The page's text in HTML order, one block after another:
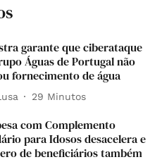
garante que ciberataque
Águas de Portugal não
fornecimento de água
29 Minutos
com Complemento
para Idosos desacelera e
de beneficiários também